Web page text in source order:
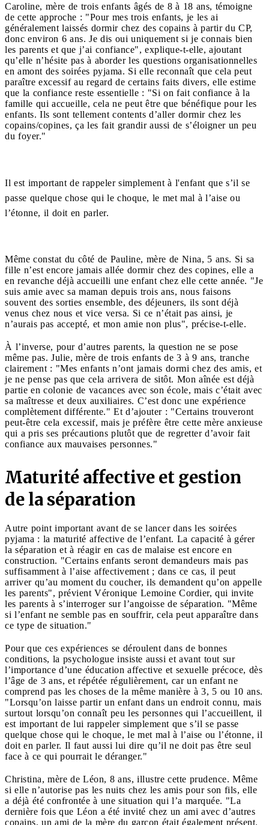
Caroline, mère de trois enfants âgés de 8 à 18 ans, témoigne
de cette approche : "Pour mes trois enfants, je les ai
généralement laissés dormir chez des copains à partir du CP,
donc environ 6 ans. Je dis oui uniquement si je connais bien
les parents et que j’ai confiance", explique-t-elle, ajoutant
qu’elle n’hésite pas à aborder les questions organisationnelles
en amont des soirées pyjama. Si elle reconnaît que cela peut
paraître excessif au regard de certains faits divers, elle estime
que la confiance reste essentielle : "Si on fait confiance à la
famille qui accueille, cela ne peut être que bénéfique pour les
enfants. Ils sont tellement contents d’aller dormir chez les
copains/copines, ça les fait grandir aussi de s’éloigner un peu
du foyer."
Il est important de rappeler simplement à l'enfant que s’il se
passe quelque chose qui le choque, le met mal à l’aise ou
l’étonne, il doit en parler.
Même constat du côté de Pauline, mère de Nina, 5 ans. Si sa
fille n’est encore jamais allée dormir chez des copines, elle a
en revanche déjà accueilli une enfant chez elle cette année. "Je
suis amie avec sa maman depuis trois ans, nous faisons
souvent des sorties ensemble, des déjeuners, ils sont déjà
venus chez nous et vice versa. Si ce n’était pas ainsi, je
n’aurais pas accepté, et mon amie non plus", précise-t-elle.
À l’inverse, pour d’autres parents, la question ne se pose
même pas. Julie, mère de trois enfants de 3 à 9 ans, tranche
clairement : "Mes enfants n’ont jamais dormi chez des amis, et
je ne pense pas que cela arrivera de sitôt. Mon aînée est déjà
partie en colonie de vacances avec son école, mais c’était avec
sa maîtresse et deux auxiliaires. C’est donc une expérience
complètement différente." Et d’ajouter : "Certains trouveront
peut-être cela excessif, mais je préfère être cette mère anxieuse
qui a pris ses précautions plutôt que de regretter d’avoir fait
confiance aux mauvaises personnes."
Maturité affective et gestion
de la séparation
Autre point important avant de se lancer dans les soirées
pyjama : la maturité affective de l’enfant. La capacité à gérer
la séparation et à réagir en cas de malaise est encore en
construction. "Certains enfants seront demandeurs mais pas
suffisamment à l’aise affectivement ; dans ce cas, il peut
arriver qu’au moment du coucher, ils demandent qu’on appelle
les parents", prévient Véronique Lemoine Cordier, qui invite
les parents à s’interroger sur l’angoisse de séparation. "Même
si l’enfant ne semble pas en souffrir, cela peut apparaître dans
ce type de situation."
Pour que ces expériences se déroulent dans de bonnes
conditions, la psychologue insiste aussi et avant tout sur
l’importance d’une éducation affective et sexuelle précoce, dès
l’âge de 3 ans, et répétée régulièrement, car un enfant ne
comprend pas les choses de la même manière à 3, 5 ou 10 ans.
"Lorsqu’on laisse partir un enfant dans un endroit connu, mais
surtout lorsqu’on connaît peu les personnes qui l’accueillent, il
est important de lui rappeler simplement que s’il se passe
quelque chose qui le choque, le met mal à l’aise ou l’étonne, il
doit en parler. Il faut aussi lui dire qu’il ne doit pas être seul
face à ce qui pourrait le déranger."
Christina, mère de Léon, 8 ans, illustre cette prudence. Même
si elle n’autorise pas les nuits chez les amis pour son fils, elle
a déjà été confrontée à une situation qui l’a marquée. "La
dernière fois que Léon a été invité chez un ami avec d’autres
copains, un ami de la mère du garçon était également présent.